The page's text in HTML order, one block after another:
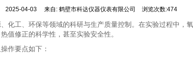
2025-04-03 来自: 鹤壁市科达仪器仪表有限公司 浏览次数:474
化工、环保等领域的科研与生产质量控制。在实验过程中，
值修正的科学性，甚至实验安全性。
作要点如下：